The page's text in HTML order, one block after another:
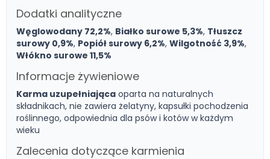
Dodatki analityczne
Węglowodany 72,2%, Białko surowe 5,3%, Tłuszcz
surowy 0,9%, Popiół surowy 6,2%, Wilgotność 3,9%,
Włókno surowe 11,5%
Informacje żywieniowe
Karma uzupełniająca oparta na naturalnych
składnikach, nie zawiera żelatyny, kapsułki pochodzenia
roślinnego, odpowiednia dla psów i kotów w każdym
wieku
Zalecenia dotyczące karmienia